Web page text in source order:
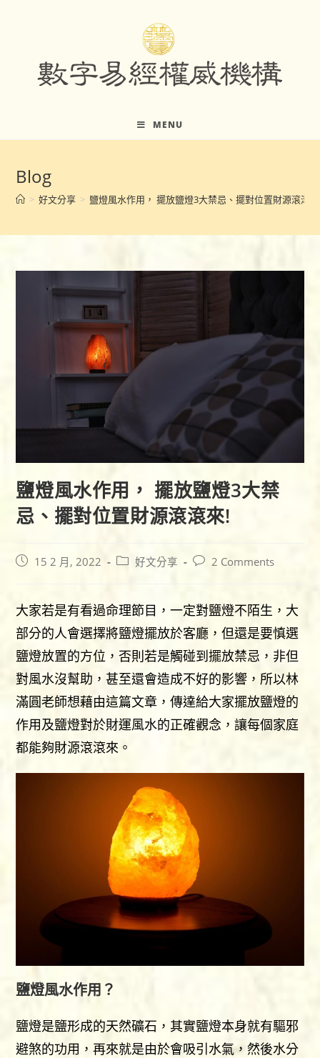
MENU
Blog
> 好文分享 > 鹽燈風水作用， 擺放鹽燈3大禁忌、擺對位置財源滾滾
鹽燈風水作用， 擺放鹽燈3大禁
忌、擺對位置財源滾滾來!
Post15 2 月, 2022
Post好文分享
Post2 Comments
大家若是有看過命理節目，一定對鹽燈不陌生，大
部分的人會選擇將鹽燈擺放於客廳，但還是要慎選
鹽燈放置的方位，否則若是觸碰到擺放禁忌，非但
對風水沒幫助，甚至還會造成不好的影響，所以林
滿圓老師想藉由這篇文章，傳達給大家擺放鹽燈的
作用及鹽燈對於財運風水的正確觀念，讓每個家庭
都能夠財源滾滾來。
鹽燈風水作用？
鹽燈是鹽形成的天然礦石，其實鹽燈本身就有驅邪
避煞的功用，再來就是由於會吸引水氣，然後水分